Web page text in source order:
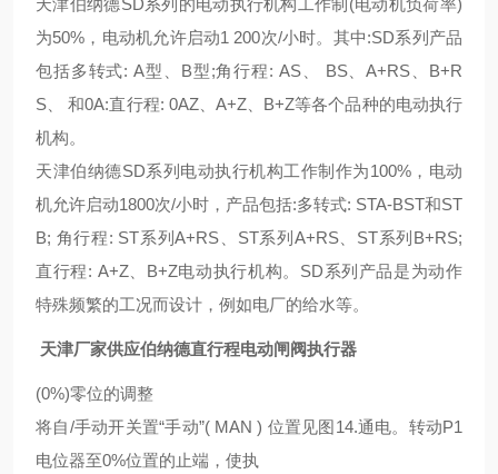
天津伯纳德SD系列的电动执行机构工作制(电动机负荷率)
为50%，电动机允许启动1 200次/小时。其中:SD系列产品
包括多转式: A型、B型;角行程: AS、 BS、A+RS、B+R
S、 和0A:直行程: 0AZ、A+Z、B+Z等各个品种的电动执行
机构。
天津伯纳德SD系列电动执行机构工作制作为100%，电动
机允许启动1800次/小时，产品包括:多转式: STA-BST和ST
B; 角行程: ST系列A+RS、ST系列A+RS、ST系列B+RS;
直行程: A+Z、B+Z电动执行机构。SD系列产品是为动作
特殊频繁的工况而设计，例如电厂的给水等。
天津厂家供应伯纳德直行程电动闸阀执行器
(0%)零位的调整
将自/手动开关置“手动”( MAN ) 位置见图14.通电。转动P1
电位器至0%位置的止端，使执